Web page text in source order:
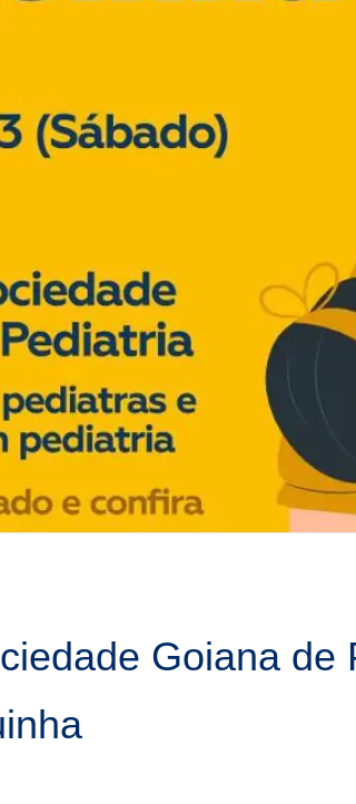
Goiana de